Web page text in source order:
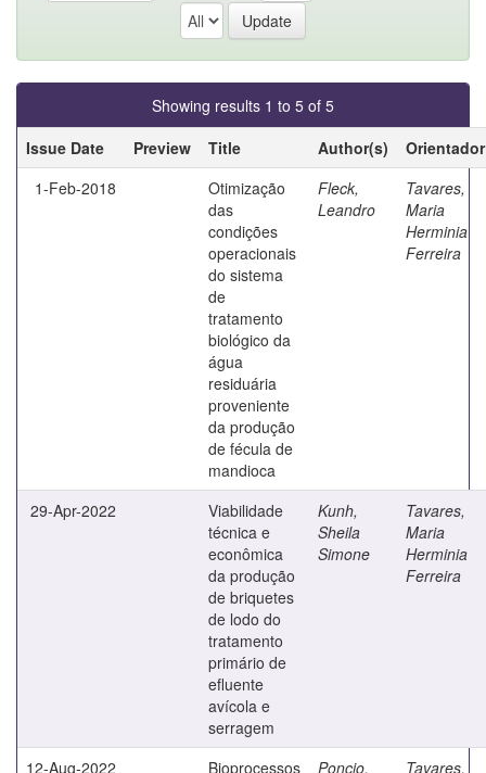
Showing results 1 to 5 of 5
Issue Date
Preview Title Author(s)
Orientador
1-Feb-2018
Otimização
das
condições
operacionais
do sistema
de
tratamento
biológico da
água
residuária
proveniente
da produção
de fécula de
mandioca
Fleck,
Leandro
Tavares,
Maria
Herminia
Ferreira
29-Apr-2022
Viabilidade
técnica e
econômica
da produção
de briquetes
de lodo do
tratamento
primário de
efluente
avícola e
serragem
Kunh,
Sheila
Simone
Tavares,
Maria
Herminia
Ferreira
12-Aug-2022
Bioprocessos
Poncio,
Tavares,